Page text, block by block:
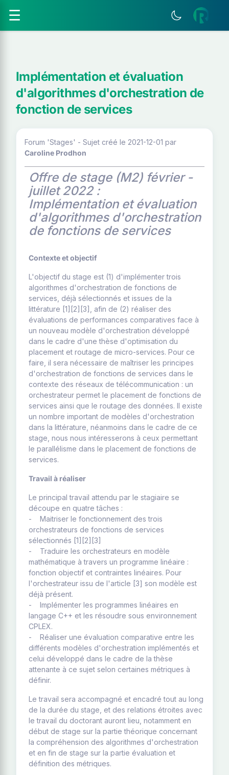
☰
Implémentation et évaluation
d'algorithmes d'orchestration de
fonction de services
Forum 'Stages' - Sujet créé le 2021-12-01 par
Caroline Prodhon
Offre de stage (M2) février -
juillet 2022 :
Implémentation et évaluation
d'algorithmes d'orchestration
de fonctions de services
Contexte et objectif
L'objectif du stage est (1) d'implémenter trois
algorithmes d'orchestration de fonctions de
services, déjà sélectionnés et issues de la
littérature [1][2][3], afin de (2) réaliser des
évaluations de performances comparatives face à
un nouveau modèle d'orchestration développé
dans le cadre d'une thèse d'optimisation du
placement et routage de micro-services. Pour ce
faire, il sera nécessaire de maîtriser les principes
d'orchestration de fonctions de services dans le
contexte des réseaux de télécommunication : un
orchestrateur permet le placement de fonctions de
services ainsi que le routage des données. Il existe
un nombre important de modèles d'orchestration
dans la littérature, néanmoins dans le cadre de ce
stage, nous nous intéresserons à ceux permettant
le parallélisme dans le placement de fonctions de
services.
Travail à réaliser
Le principal travail attendu par le stagiaire se
découpe en quatre tâches :
- Maitriser le fonctionnement des trois
orchestrateurs de fonctions de services
sélectionnés [1][2][3]
- Traduire les orchestrateurs en modèle
mathématique à travers un programme linéaire :
fonction objectif et contraintes linéaires. Pour
l'orchestrateur issu de l'article [3] son modèle est
déjà présent.
- Implémenter les programmes linéaires en
langage C++ et les résoudre sous environnement
CPLEX.
- Réaliser une évaluation comparative entre les
différents modèles d'orchestration implémentés et
celui développé dans le cadre de la thèse
attenante à ce sujet selon certaines métriques à
définir.
Le travail sera accompagné et encadré tout au long
de la durée du stage, et des relations étroites avec
le travail du doctorant auront lieu, notamment en
début de stage sur la partie théorique concernant
la compréhension des algorithmes d'orchestration
et en fin de stage sur la partie évaluation et
définition des métriques.